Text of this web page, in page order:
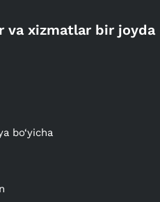
va xizmatlar bir joyda
bo‘yicha